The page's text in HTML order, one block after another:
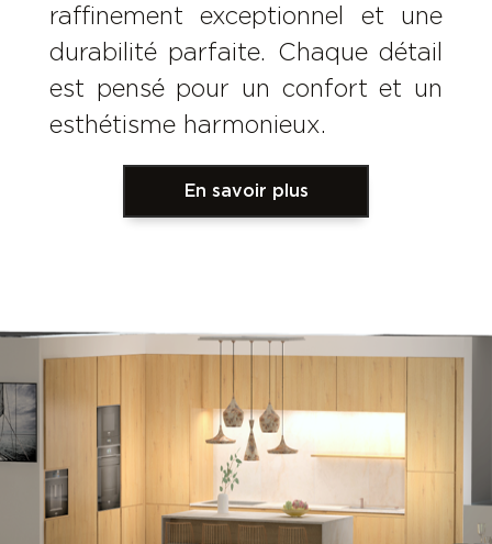
raffinement exceptionnel et une
durabilité parfaite. Chaque détail
est pensé pour un confort et un
esthétisme harmonieux.
En savoir plus